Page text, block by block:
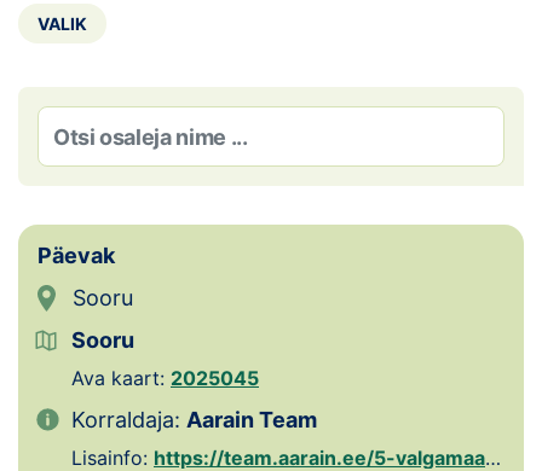
Kontakt
Kalender
Koondised
Tule klubisse!
Tulemused
VALIK
Päevak
Sooru
Sooru
Ava kaart: 2025045
Korraldaja: Aarain Team
Lisainfo: https://team.aarain.ee/5-valgamaa-orienteerumispaevak-2025/